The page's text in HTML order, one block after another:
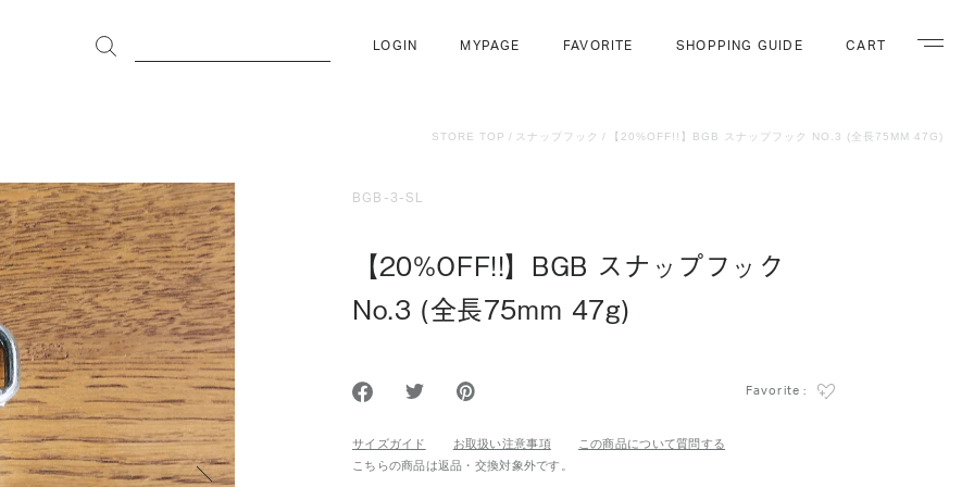
LOGIN MYPAGE FAVORITE SHOPPING GUIDE CART ナビゲ
STORE TOP スナップフック 【20%OFF!!】BGB スナップフック NO.3 (全長75MM 47G)
BGB-3-SL
【20%OFF!!】BGB スナップフック
No.3 (全長75mm 47g)
Favorite :
サイズガイド お取扱い注意事項
この商品について質問する
こちらの商品は返品・交換対象外です。